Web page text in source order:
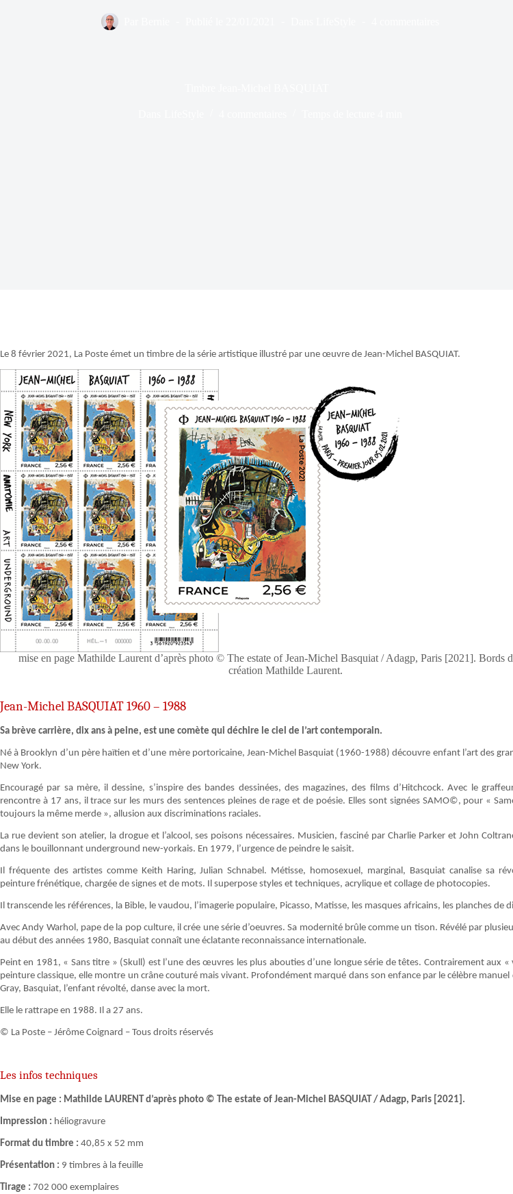
Le 8 février 2021, La Poste émet un timbre de la série artistique illustré par une œuvre de Jean-Michel BASQUIAT.
mise en page Mathilde Laurent d’après photo © The estate of Jean-Michel Basquiat / Adagp, Paris [2021]. Bords
création Mathilde Laurent.
Jean-Michel BASQUIAT 1960 – 1988
Sa brève carrière, dix ans à peine, est une comète qui déchire le ciel de l’art contemporain.
Né à Brooklyn d’un père haïtien et d’une mère portoricaine, Jean-Michel Basquiat (1960-1988) découvre enfant l’art des
New York.
Encouragé par sa mère, il dessine, s’inspire des bandes dessinées, des magazines, des films d’Hitchcock. Avec le
rencontre à 17 ans, il trace sur les murs des sentences pleines de rage et de poésie. Elles sont signées SAMO©, pour «
toujours la même merde », allusion aux discriminations raciales.
La rue devient son atelier, la drogue et l’alcool, ses poisons nécessaires. Musicien, fasciné par Charlie Parker et John
dans le bouillonnant underground new-yorkais. En 1979, l’urgence de peindre le saisit.
Il fréquente des artistes comme Keith Haring, Julian Schnabel. Métisse, homosexuel, marginal, Basquiat canalise sa
peinture frénétique, chargée de signes et de mots. Il superpose styles et techniques, acrylique et collage de photocopies.
Il transcende les références, la Bible, le vaudou, l’imagerie populaire, Picasso, Matisse, les masques africains, les planches de
Avec Andy Warhol, pape de la pop culture, il crée une série d’oeuvres. Sa modernité brûle comme un tison. Révélé par
au début des années 1980, Basquiat connaît une éclatante reconnaissance internationale.
Peint en 1981, « Sans titre » (Skull) est l’une des œuvres les plus abouties d’une longue série de têtes. Contrairement aux «
peinture classique, elle montre un crâne couturé mais vivant. Profondément marqué dans son enfance par le célèbre manuel
Gray, Basquiat, l’enfant révolté, danse avec la mort.
Elle le rattrape en 1988. Il a 27 ans.
© La Poste – Jérôme Coignard – Tous droits réservés
Les infos techniques
Mise en page : Mathilde LAURENT d’après photo © The estate of Jean-Michel BASQUIAT / Adagp, Paris [2021].
Impression : héliogravure
Format du timbre : 40,85 x 52 mm
Présentation : 9 timbres à la feuille
Tirage : 702 000 exemplaires